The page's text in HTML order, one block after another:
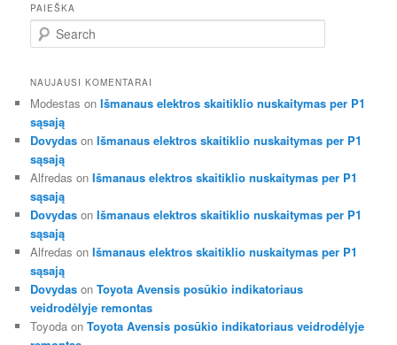
PAIEŠKA
e
r
h
NAUJAUSI KOMENTARAI
Modestas onIšmanaus elektros skaitiklio nuskaitymas per P1
sąsają
Dovydas onIšmanaus elektros skaitiklio nuskaitymas per P1
sąsają
Alfredas onIšmanaus elektros skaitiklio nuskaitymas per P1
sąsają
Dovydas onIšmanaus elektros skaitiklio nuskaitymas per P1
sąsają
Alfredas onIšmanaus elektros skaitiklio nuskaitymas per P1
sąsają
Dovydas onToyota Avensis posūkio indikatoriaus
veidrodėlyje remontas
Toyoda onToyota Avensis posūkio indikatoriaus veidrodėlyje